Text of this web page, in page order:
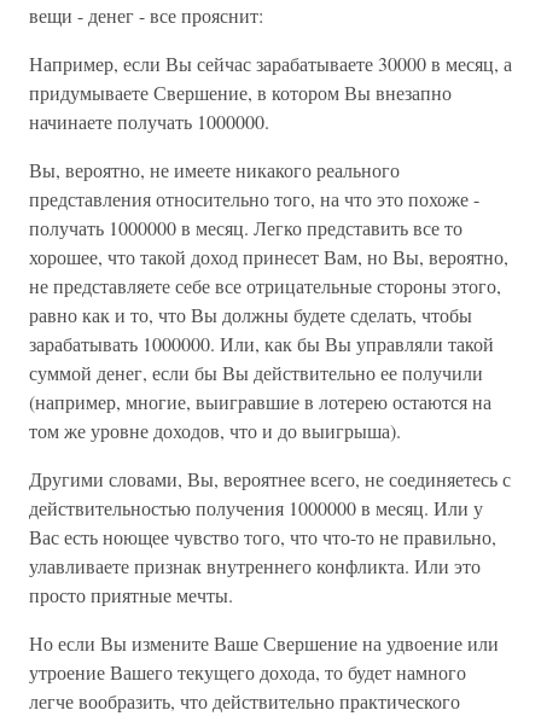
вещи - денег - все прояснит:
Например, если Вы сейчас зарабатываете 30000 в месяц, а
придумываете Свершение, в котором Вы внезапно
начинаете получать 1000000.
Вы, вероятно, не имеете никакого реального
представления относительно того, на что это похоже -
получать 1000000 в месяц. Легко представить все то
хорошее, что такой доход принесет Вам, но Вы, вероятно,
не представляете себе все отрицательные стороны этого,
равно как и то, что Вы должны будете сделать, чтобы
зарабатывать 1000000. Или, как бы Вы управляли такой
суммой денег, если бы Вы действительно ее получили
(например, многие, выигравшие в лотерею остаются на
том же уровне доходов, что и до выигрыша).
Другими словами, Вы, вероятнее всего, не соединяетесь с
действительностью получения 1000000 в месяц. Или у
Вас есть ноющее чувство того, что что-то не правильно,
улавливаете признак внутреннего конфликта. Или это
просто приятные мечты.
Но если Вы измените Ваше Свершение на удвоение или
утроение Вашего текущего дохода, то будет намного
легче вообразить, что действительно практического